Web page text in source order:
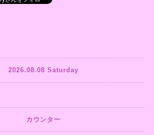
2026.08.08 Saturday
カウンター